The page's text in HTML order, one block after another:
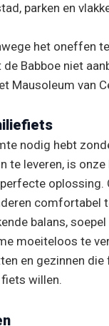
parken en
het oneffen
Babboe niet
Mausoleum van
nodig hebt
te leveren, is
oplossing.
comfortabel
balans,
moeiteloos te
en gezinnen die
willen.